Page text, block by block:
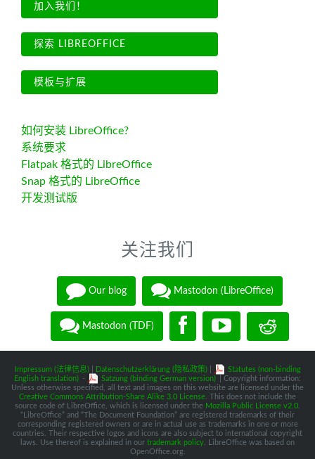
加入我们！
探索 LIBREOFFICE
模板与扩展
如何安装 LibreOffice?
系统要求
Flatpak 格式的 LibreOffice
Snap 格式的 LibreOffice
开发测试版
关注我们
Our blog Mastodon (LibreOffice)
Mastodon (TDF)
Impressum (法律信息)| Datenschutzerklärung (隐私政策)|
Statutes (non-binding
English translation) - Satzung (binding German version)
| Copyright information:
Unless otherwise specified, all text and images on this website are licensed under the
Creative Commons Attribution-Share Alike 3.0 License . This does not include the
source code of LibreOffice, which is licensed under the Mozilla Public License v2.0
“LibreOffice” and “The Document Foundation” are registered trademarks of their
corresponding registered owners or are in actual use as trademarks in one or more
countries. Their respective logos and icons are also subject to international copyright
laws. Use thereof is explained in our trademark policy . LibreOffice was based on
OpenOffice.org.